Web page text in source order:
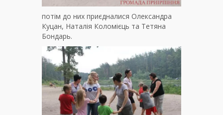
потім до них приєдналися Олександра
Куцан, Наталія Коломієць та Тетяна
Бондарь.